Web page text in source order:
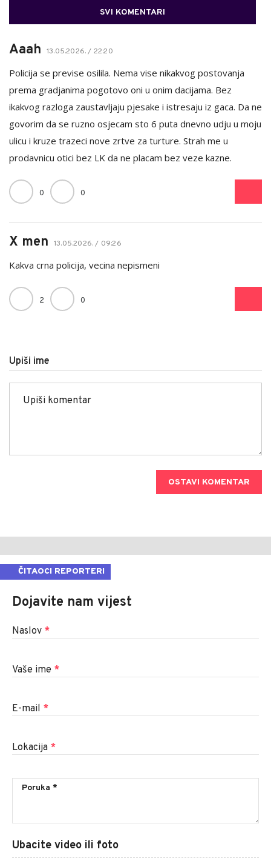
SVI KOMENTARI
Aaah 13.05.2026. / 22:20
Policija se previse osilila. Nema vise nikakvog postovanja
prema gradjanima pogotovo oni u onim dacijama. Bez
ikakvog razloga zaustavljaju pjesake i istresaju iz gaca. Da ne
govorim da se ruzno osjecam sto 6 puta dnevno udju u moju
ulicu i kruze trazeci nove zrtve za turture. Strah me u
prodavnicu otici bez LK da ne placam bez veze kazne.
0 0
X men 13.05.2026. / 09:26
Kakva crna policija, vecina nepismeni
2 0
Upiši ime
OSTAVI KOMENTAR
ČITAOCI REPORTERI
Dojavite nam vijest
Naslov *
Vaše ime *
E-mail *
Lokacija *
Ubacite video ili foto